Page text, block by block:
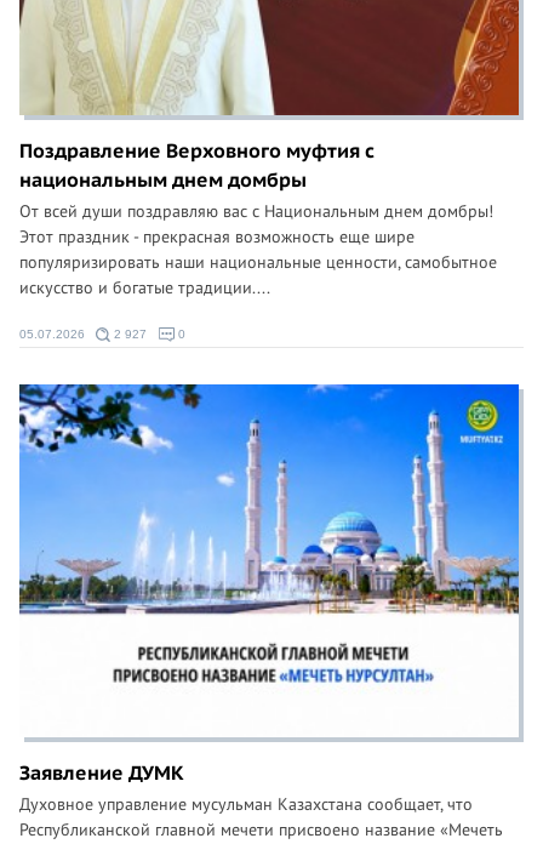
Поздравление Верховного муфтия с
национальным днем домбры
От всей души поздравляю вас с Национальным днем домбры!
Этот праздник - прекрасная возможность еще шире
популяризировать наши национальные ценности, самобытное
искусство и богатые традиции....
05.07.2026 2 927 0
Заявление ДУМК
Духовное управление мусульман Казахстана сообщает, что
Республиканской главной мечети присвоено название «Мечеть